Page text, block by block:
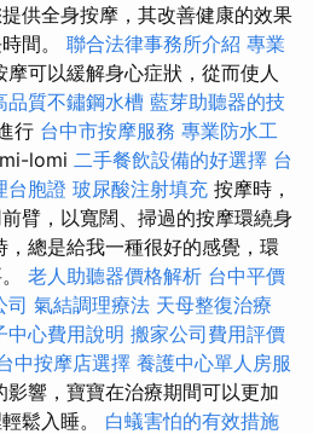
供全身按摩，其改善健康的效果
間。 聯合法律事務所介紹 專業
摩可以緩解身心症狀，從而使人
品質不鏽鋼水槽 藍芽助聽器的技
行 台中市按摩服務 專業防水工
lomi 二手餐飲設備的好選擇 台
台胞證 玻尿酸注射填充 按摩時，
臂，以寬闊、掃過的按摩環繞身
總是給我一種很好的感覺，環
老人助聽器價格解析 台中平價
司 氣結調理療法 天母整復治療
中心費用說明 搬家公司費用評價
中按摩店選擇 養護中心單人房服
響，寶寶在治療期間可以更加
鬆入睡。 白蟻害怕的有效措施